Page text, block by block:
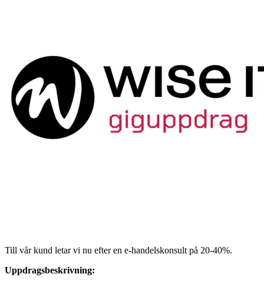
Till vår kund letar vi nu efter en e-handelskonsult på 20-40%.
Uppdragsbeskrivning: